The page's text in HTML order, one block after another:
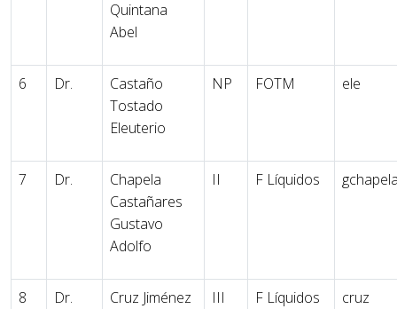
Quintana
Abel
6 Dr.
Castaño
Tostado
Eleuterio
NP FOTM ele
7 Dr.
Chapela
Castañares
Gustavo
Adolfo
II F Líquidos
8 Dr.
Cruz Jiménez
III F Líquidos cruz